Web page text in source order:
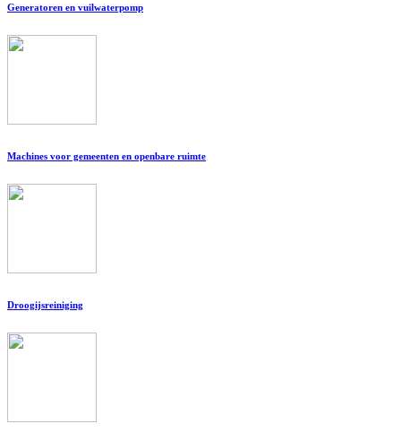
Generatoren en vuilwaterpomp
Machines voor gemeenten en openbare ruimte
Droogijsreiniging